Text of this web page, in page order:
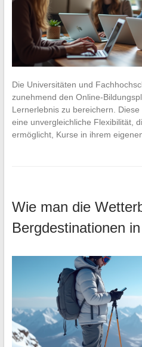
Die Universitäten und
zunehmend den Online-
Lernerlebnis zu bereichern.
eine unvergleichliche Flexibilität,
ermöglicht, Kurse in ihrem
Wie man die
Bergdestinationen